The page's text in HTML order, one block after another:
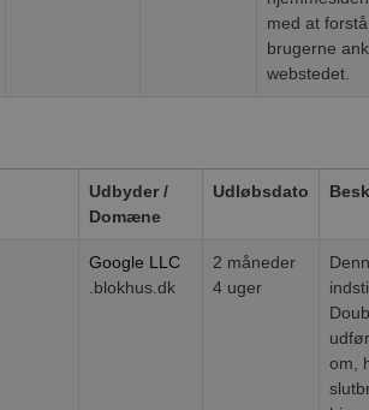
med at
brugerne
webstedet.
Udbyder /
Domæne
Udløbsdato
Google LLC
.blokhus.dk
2 måneder
4 uger
om,